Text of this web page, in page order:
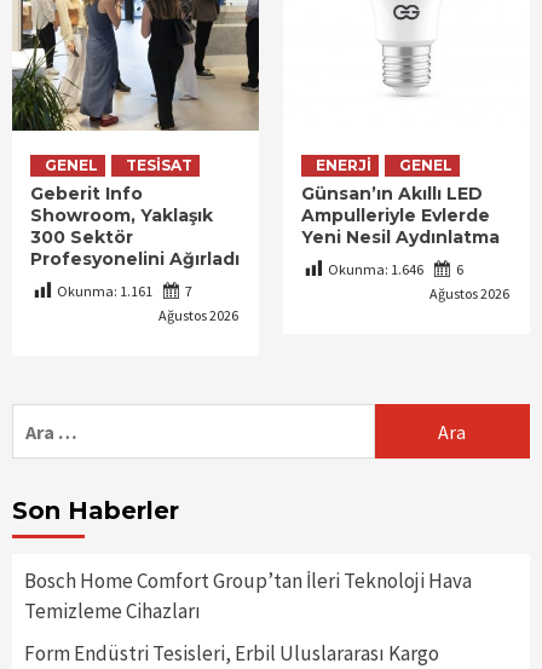
GENEL TESISAT
Geberit Info
Showroom, Yaklaşık
300 Sektör
Profesyonelini Ağırladı
Okunma: 1.161
7
Ağustos 2026
ENERJI GENEL
Günsan’ın Akıllı LED
Ampulleriyle Evlerde
Yeni Nesil Aydınlatma
Okunma: 1.646
6
Ağustos 2026
Son Haberler
Bosch Home Comfort Group’tan İleri Teknoloji Hava
Temizleme Cihazları
Form Endüstri Tesisleri, Erbil Uluslararası Kargo